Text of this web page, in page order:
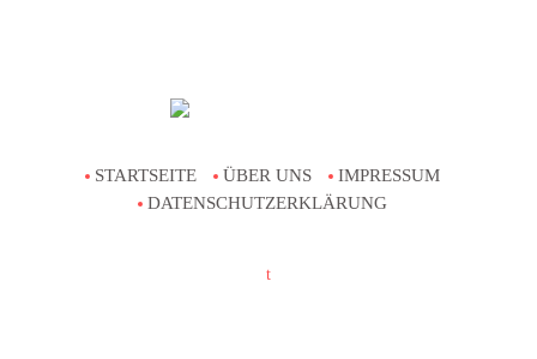
STARTSEITE ÜBER UNS
IMPRESSUM
DATENSCHUTZERKLÄRUNG